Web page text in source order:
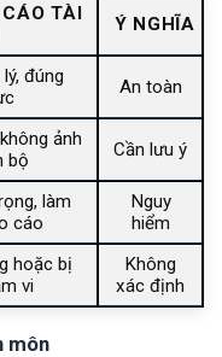
kiểm toán
là gì?
ý kiến ngoại trừ không?
là gì?
ngoại trừ?
đưa ý kiến?
TÀI
Ý NGHĨA
đúng
An toàn
ảnh
bộ
Cần lưu ý
làm
cáo
Nguy
hiểm
hoặc bị
vi
Không
xác định
môn